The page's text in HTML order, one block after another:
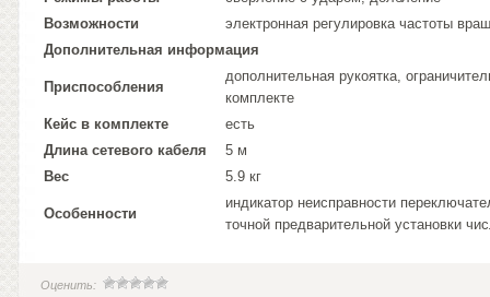
Возможности
электронная регулировка частоты
Дополнительная информация
Приспособления
дополнительная рукоятка,
комплекте
Кейс в комплекте
есть
Длина сетевого кабеля
5 м
Вес
5.9 кг
Особенности
индикатор неисправности
точной предварительной установки
Оценить: